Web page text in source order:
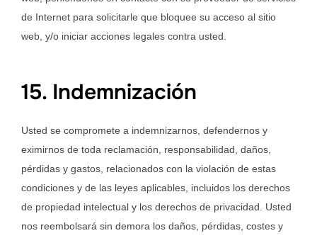
de Internet para solicitarle que bloquee su acceso al sitio
web, y/o iniciar acciones legales contra usted.
15. Indemnización
Usted se compromete a indemnizarnos, defendernos y
eximirnos de toda reclamación, responsabilidad, daños,
pérdidas y gastos, relacionados con la violación de estas
condiciones y de las leyes aplicables, incluidos los derechos
de propiedad intelectual y los derechos de privacidad. Usted
nos reembolsará sin demora los daños, pérdidas, costes y